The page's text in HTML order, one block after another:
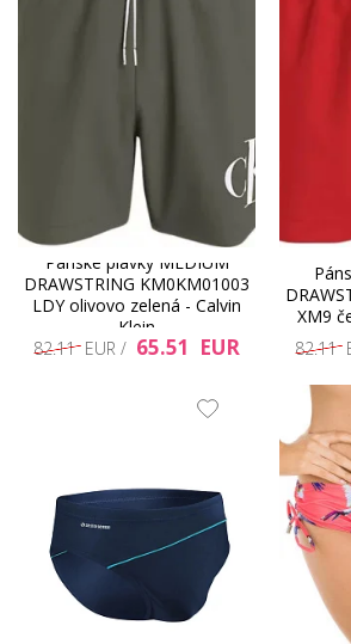
Pánske plavky MEDIUM
DRAWSTRING KM0KM01003
LDY olivovo zelená - Calvin
Klein
82.11 EUR / 65.51 EUR
XM9
82.11